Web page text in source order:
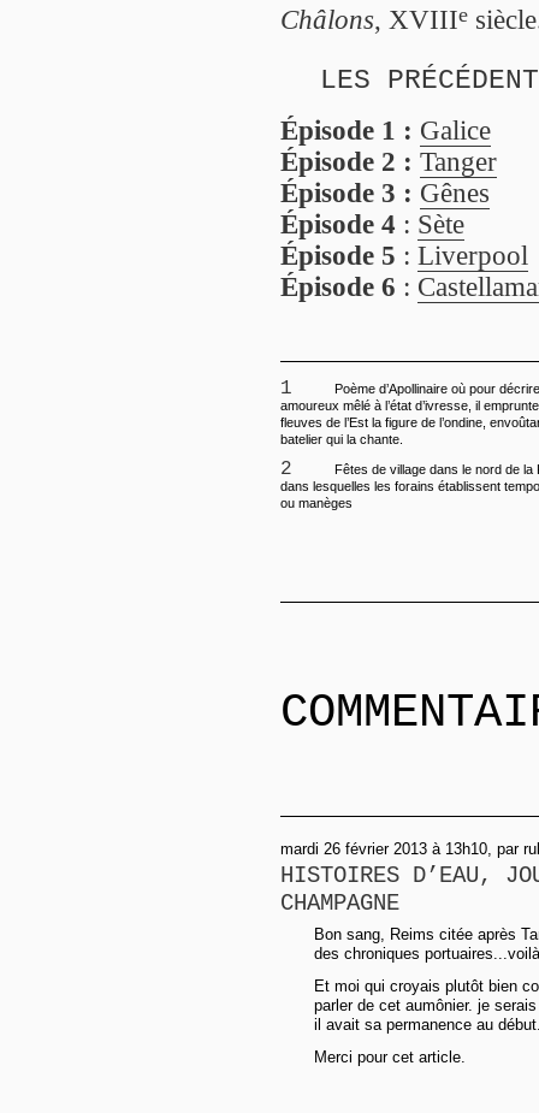
Châlons, XVIIIe
LES
Épisode 1 : Galice
Épisode 2 : Tanger
Épisode 3 : Gênes
Épisode 4 : Sète
Épisode 5 : Liverpool
Épisode 6 :
1
Poème d’Apollinaire où pour
amoureux mêlé à l’état d’ivresse, il
fleuves de l’Est la figure de l’ondine,
batelier qui la chante.
2
Fêtes de village dans le nord de la
dans lesquelles les forains établissent
ou manèges
mardi 26 février 2013 à 13h10, par
HISTOIRES D’EAU,
CHAMPAGNE
Bon sang, Reims citée après
des chroniques
Et moi qui croyais plutôt bien
parler de cet aumônier. je
il avait sa permanence au
Merci pour cet article.